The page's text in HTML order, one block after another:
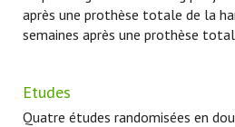
après une prothèse totale de la
semaines après une prothèse
Etudes
Quatre études randomisées en